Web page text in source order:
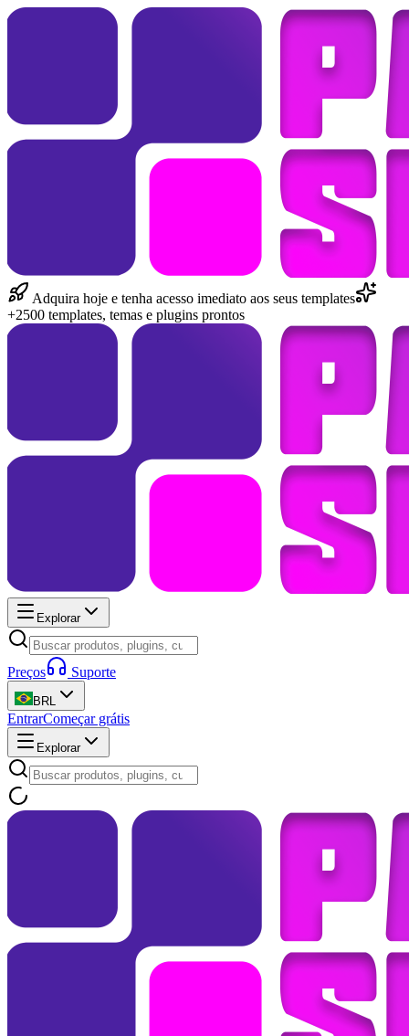
Adquira hoje e tenha acesso imediato aos seus templates
+2500 templates, temas e plugins prontos
Explorar
Preços Suporte
BRL
EntrarComeçar grátis
Explorar